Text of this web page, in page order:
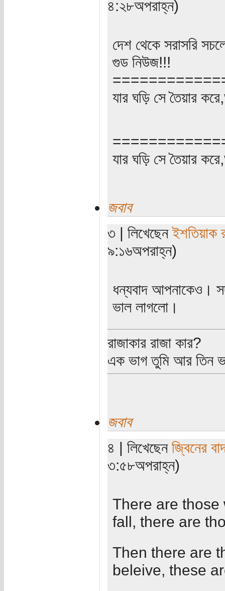
৪:২৮অপরাহ্ন)
দেশ থেকে সরাসরি
গুড নিউজ!!!
যার ঘড়ি সে তৈয়ার
যার ঘড়ি সে তৈয়ার
জবাব
৩ | লিখেছেনইশতিয়াক
৯:১৬অপরাহ্ন)
ধন্যবাদ আপনাকেও।
ভাল লাগলো।
রাজাকার রাজা কার?
এক ভাগ তুমি আর তিন
জবাব
৪ | লিখেছেন জ্বিনের
৩:৫৮অপরাহ্ন)
There are those
fall, there are
Then there are
beleive, these